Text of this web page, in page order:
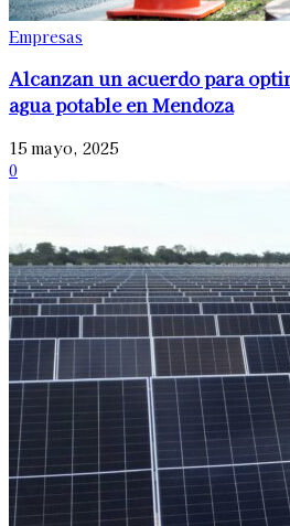
Empresas
Alcanzan un acuerdo para
agua potable en Mendoza
15 mayo, 2025
0